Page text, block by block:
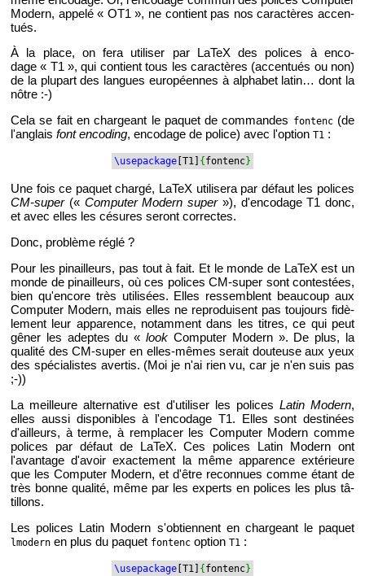
Mo­dern, ap­pelé « OT1 », ne contient pas nos ca­rac­tères ac­cen­
tués.
À la place, on fera uti­li­ser par LaTeX des po­lices à en­co­
dage « T1 », qui contient tous les ca­rac­tères (ac­cen­tués ou non)
de la plu­part des langues eu­ro­péennes à al­pha­bet latin… dont la
nôtre :-)
Cela se fait en char­geant le pa­quet de com­mandes fon­tenc(de
l'an­glais font en­co­ding, en­co­dage de po­lice) avec l'op­tion T1 :
\use­pa­ckage [T1] { fon­tenc}
Une fois ce pa­quet chargé, LaTeX uti­li­sera par dé­faut les po­lices
CM-su­per(« Com­pu­ter Mo­dern super»), d'en­co­dage T1 donc,
et avec elles les cé­sures se­ront cor­rectes.
Donc, pro­blème réglé ?
Pour les pi­nailleurs, pas tout à fait. Et le monde de LaTeX est un
monde de pi­nailleurs, où ces po­lices CM-su­per sont contes­tées,
bien qu'en­core très uti­li­sées. Elles res­semblent beau­coup aux
Com­pu­ter Mo­dern, mais elles ne re­pro­duisent pas tou­jours fi­dè­
le­ment leur ap­pa­rence, no­tam­ment dans les titres, ce qui peut
gêner les adeptes du «look Com­pu­ter Mo­dern ». De plus, la
qua­lité des CM-su­per en elles-mêmes se­rait dou­teuse aux yeux
des spé­cia­listes aver­tis. (Moi je n'ai rien vu, car je n'en suis pas
;-))
La meilleure al­ter­na­tive est d'uti­li­ser les po­lices Latin Mo­dern,
elles aussi dis­po­nibles à l'en­co­dage T1. Elles sont des­ti­nées
d'ailleurs, à terme, à rem­pla­cer les Com­pu­ter Mo­dern comme
po­lices par dé­faut de LaTeX. Ces po­lices Latin Mo­dern ont
l'avan­tage d'avoir exac­te­ment la même ap­pa­rence ex­té­rieure
que les Com­pu­ter Mo­dern, et d'être re­con­nues comme étant de
très bonne qua­lité, même par les ex­perts en po­lices les plus tâ­
tillons.
Les po­lices Latin Mo­dern s'ob­tiennent en char­geant le pa­quet
lmo­dern en plus du pa­quet fon­tenc op­tion T1 :
\use­pa­ckage [T1] { fon­tenc}